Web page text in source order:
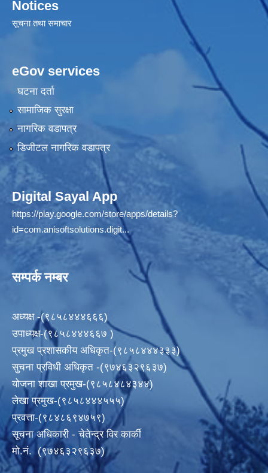
Notices
सूचना तथा समाचार
eGov services
घटना दर्ता
सामाजिक सुरक्षा
नागरिक वडापत्र
डिजीटल नागरिक वडापत्र
Digital Sayal App
https://play.google.com/store/apps/details?
id=com.anisoftsolutions.digit...
सम्पर्क नम्बर
अध्यक्ष -(९८५८४४४६६६)
उपाध्यक्ष-(९८५८४४४६६७ )
प्रमुख प्रशासकीय अधिकृत-(९८५८४४४३३३)
सुचना प्रविधी अधिकृत -(९७४६३२९६३७)
योजना शाखा प्रमुख-(९८५८४८४३४४)
लेखा प्रमुख-(९८५८४४४५५५)
प्रवत्ता-(९८४८६९४७५९)
सूचना अधिकारी - चेतेन्द्र विर कार्की
मो.नं. (९७४६३२९६३७)